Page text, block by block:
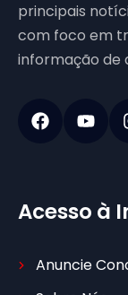
principais
com foco em
informação de
Acesso à
Anuncie